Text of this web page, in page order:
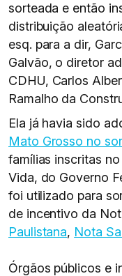
sorteada e então
distribuição
esq. para a dir,
Galvão, o diretor
CDHU, Carlos
Ramalho da
Ela já havia sido
Mato Grosso no
famílias inscritas
Vida, do Governo
foi utilizado para
de incentivo da
Paulistana, Nota
Órgãos públicos e